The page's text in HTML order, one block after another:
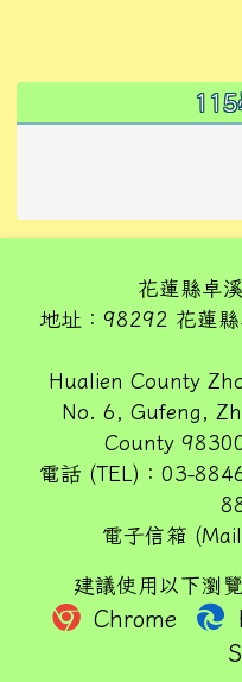
花蓮縣卓
地址：98292 花蓮
Hualien County
No. 6, Gufeng,
County
電話 (TEL)：03-
電子信箱
建議使用以下瀏
Chrome